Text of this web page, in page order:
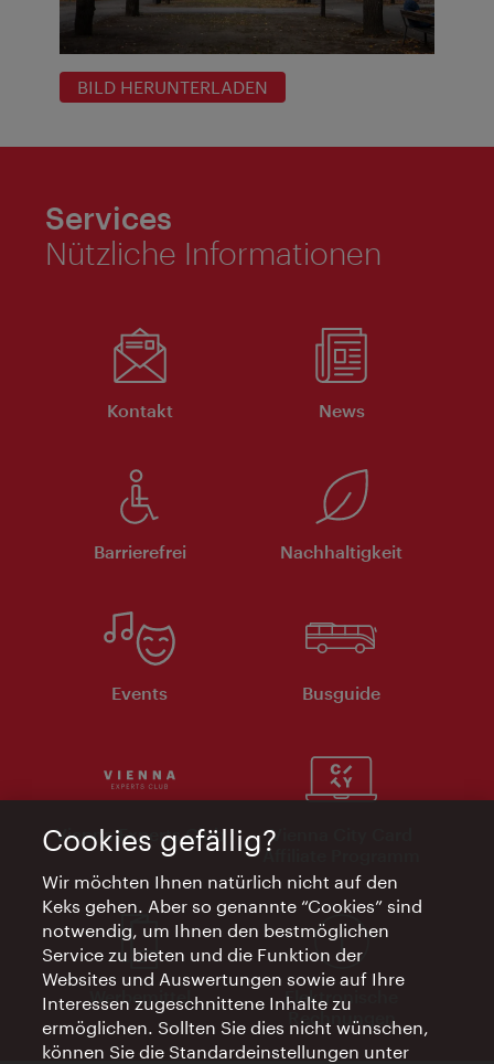
BILD HERUNTERLADEN
Services
Nützliche Informationen
Kontakt News
Barrierefrei Nachhaltigkeit
Events Busguide
Vienna Experts Club
Vienna City Card
Affiliate Programm
Werbemittel
Elektronische
Rechnungen
Cookies gefällig?
Wir möchten Ihnen natürlich nicht auf den
Keks gehen. Aber so genannte “Cookies” sind
notwendig, um Ihnen den bestmöglichen
Service zu bieten und die Funktion der
Websites und Auswertungen sowie auf Ihre
Interessen zugeschnittene Inhalte zu
ermöglichen. Sollten Sie dies nicht wünschen,
können Sie die Standardeinstellungen unter